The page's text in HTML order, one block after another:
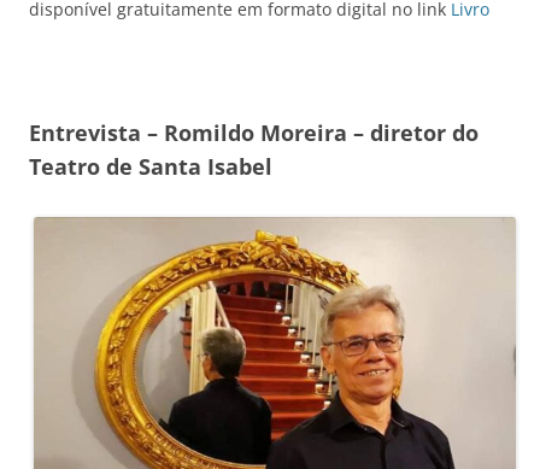
disponível gratuitamente em formato digital no link Livro
Entrevista – Romildo Moreira – diretor do
Teatro de Santa Isabel